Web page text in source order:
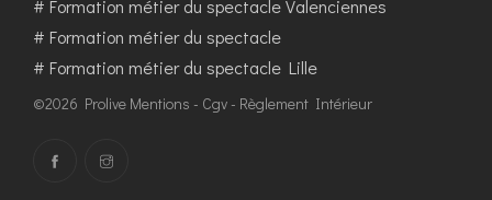
# Formation métier du spectacle Valenciennes
# Formation métier du spectacle
# Formation métier du spectacle Lille
©2026 Prolive Mentions - Cgv - Règlement Intérieur